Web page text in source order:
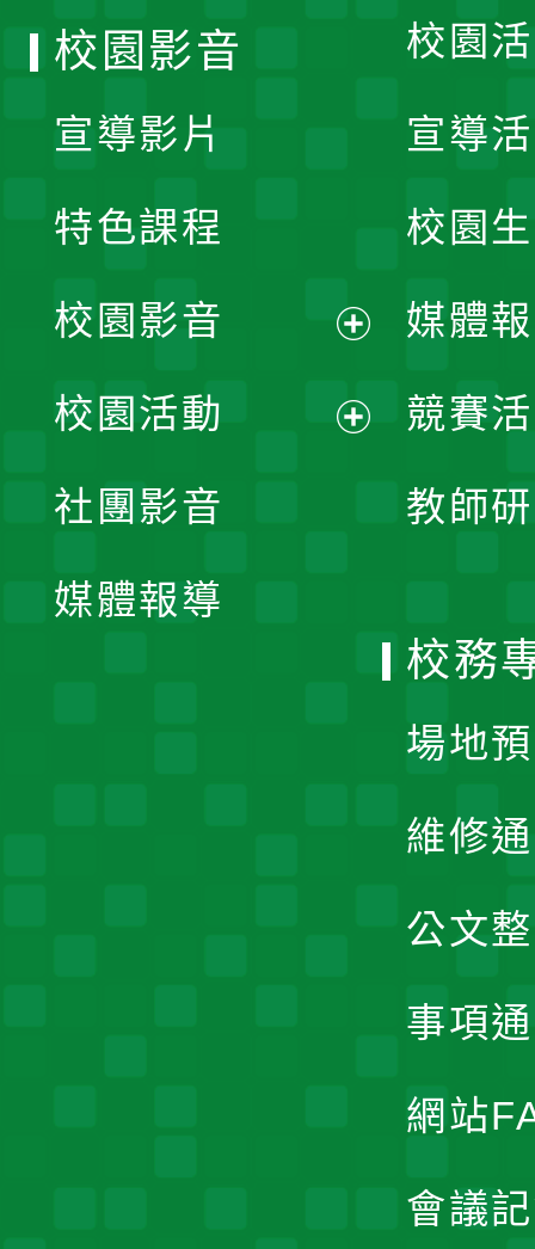
校園
宣導
校園
媒體
競賽
教師
校園影音
宣導影片
特色課程
校園影音
開
校園活動
社團影音
媒體報導
校務
場地
維修
公文
事項
網站
會議